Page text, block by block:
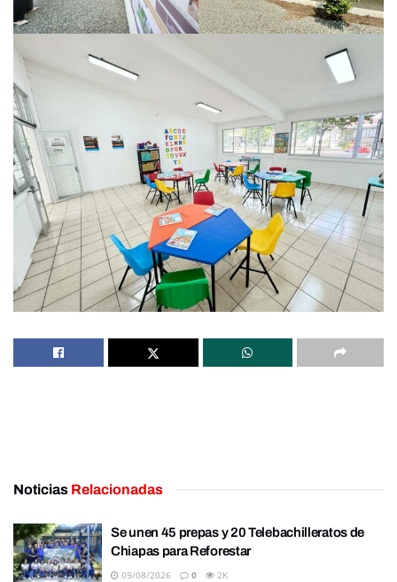
Noticias Relacionadas
Se unen 45 prepas y 20 Telebachilleratos de
Chiapas para Reforestar
09/08/2026 0 2K